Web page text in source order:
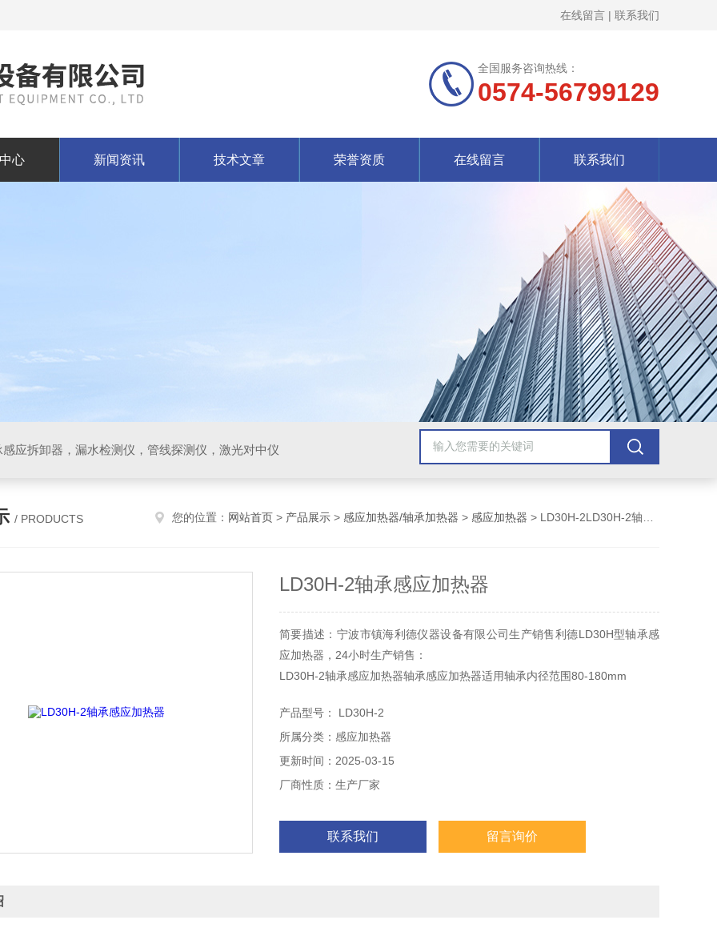
在线留言 | 联系我们
全国服务咨询热线：
0574-56799129
心 新闻资讯 技术文章 荣誉资质 在线留言 联系我们
应拆卸器，漏水检测仪，管线探测仪，激光对中仪
/ PRODUCTS 您的位置： 网站首页 > 产品展示 > 感应加热器/轴承加热器 > 感应加热器 > LD30H-2LD30H-2轴承感应加热器
LD30H-2轴承感应加热器
简要描述：宁波市镇海利德仪器设备有限公司生产销售利德LD30H型轴承感
应加热器，24小时生产销售：
LD30H-2轴承感应加热器轴承感应加热器适用轴承内径范围80-180mm
产品型号： LD30H-2
所属分类：感应加热器
更新时间：2025-03-15
厂商性质：生产厂家
联系我们 留言询价